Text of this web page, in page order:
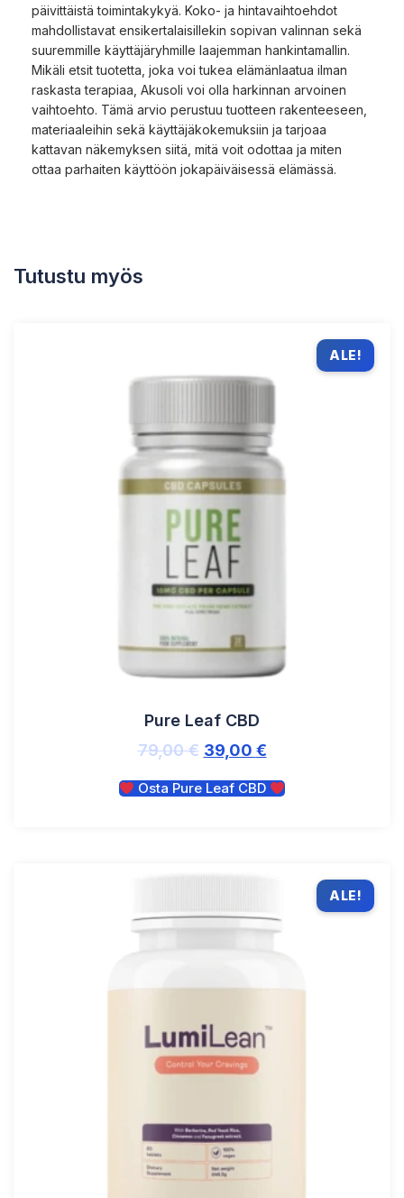
päivittäistä toimintakykyä. Koko- ja hintavaihtoehdot
mahdollistavat ensikertalaisillekin sopivan valinnan sekä
suuremmille käyttäjäryhmille laajemman hankintamallin.
Mikäli etsit tuotetta, joka voi tukea elämänlaatua ilman
raskasta terapiaa, Akusoli voi olla harkinnan arvoinen
vaihtoehto. Tämä arvio perustuu tuotteen rakenteeseen,
materiaaleihin sekä käyttäjäkokemuksiin ja tarjoaa
kattavan näkemyksen siitä, mitä voit odottaa ja miten
ottaa parhaiten käyttöön jokapäiväisessä elämässä.
Tutustu myös
ALE!
Pure Leaf CBD
79,00€ 39,00 €
Osta Pure Leaf CBD
ALE!